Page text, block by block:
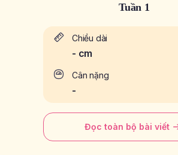
Tuần 1
Chiều dài
- cm
Cân nặng
-
Đọc toàn bộ bài viết